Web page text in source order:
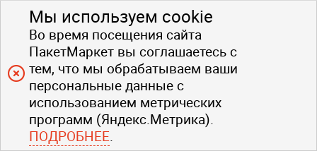
Мы используем cookie
Во время посещения сайта
ПакетМаркет вы соглашаетесь с
тем, что мы обрабатываем ваши
персональные данные с
использованием метрических
программ (Яндекс.Метрика).
ПОДРОБНЕЕ.
объектом прав интеллектуальной собственности компании
Пакетмаркет. Любое копирование стиля, контента, текста,
фотографий, изображений и других объектов данного сайта
запрещено.